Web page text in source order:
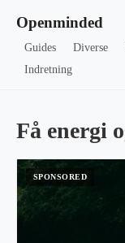
Openminded
Guides Diverse
Indretning
Få energi